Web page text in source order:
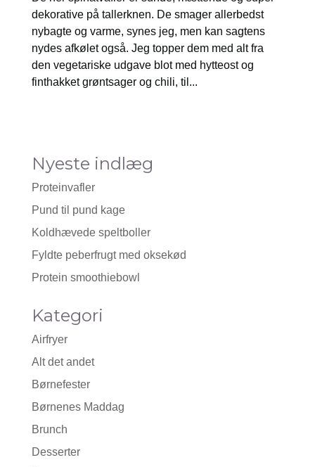
dekorative på tallerknen. De smager allerbedst
nybagte og varme, synes jeg, men kan sagtens
nydes afkølet også. Jeg topper dem med alt fra
den vegetariske udgave blot med hytteost og
finthakket grøntsager og chili, til...
Nyeste indlæg
Proteinvafler
Pund til pund kage
Koldhævede speltboller
Fyldte peberfrugt med oksekød
Protein smoothiebowl
Kategori
Airfryer
Alt det andet
Børnefester
Børnenes Maddag
Brunch
Desserter